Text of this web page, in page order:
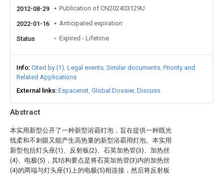
Abstract
本实用新型公开了一种新型浴霸灯泡，旨在提供一种既光
线柔和不刺眼又能产生高热量的新型浴霸用灯泡。本实用
新型包括灯头座(1)、反射板(2)、石英加热管(3)、加热丝
(4)、电极(5)，其结构要点是将石英加热管(3)内的加热丝
(4)的两端与灯头座(1)上的电极(5)相连接，然后将反射板
2012-08-29 Publication of CN202403129U
2022-01-16 Anticipated expiration
Status Expired - Lifetime
Info Cited by (1) Legal events Similar documents Priority and
Related Applications
External links Espacenet Global Dossier Discuss